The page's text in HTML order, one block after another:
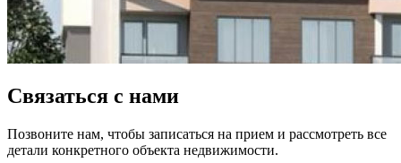
Связаться с нами
Позвоните нам, чтобы записаться на прием и рассмотреть все
детали конкретного объекта недвижимости.